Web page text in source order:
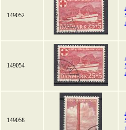
149052
149054
149058